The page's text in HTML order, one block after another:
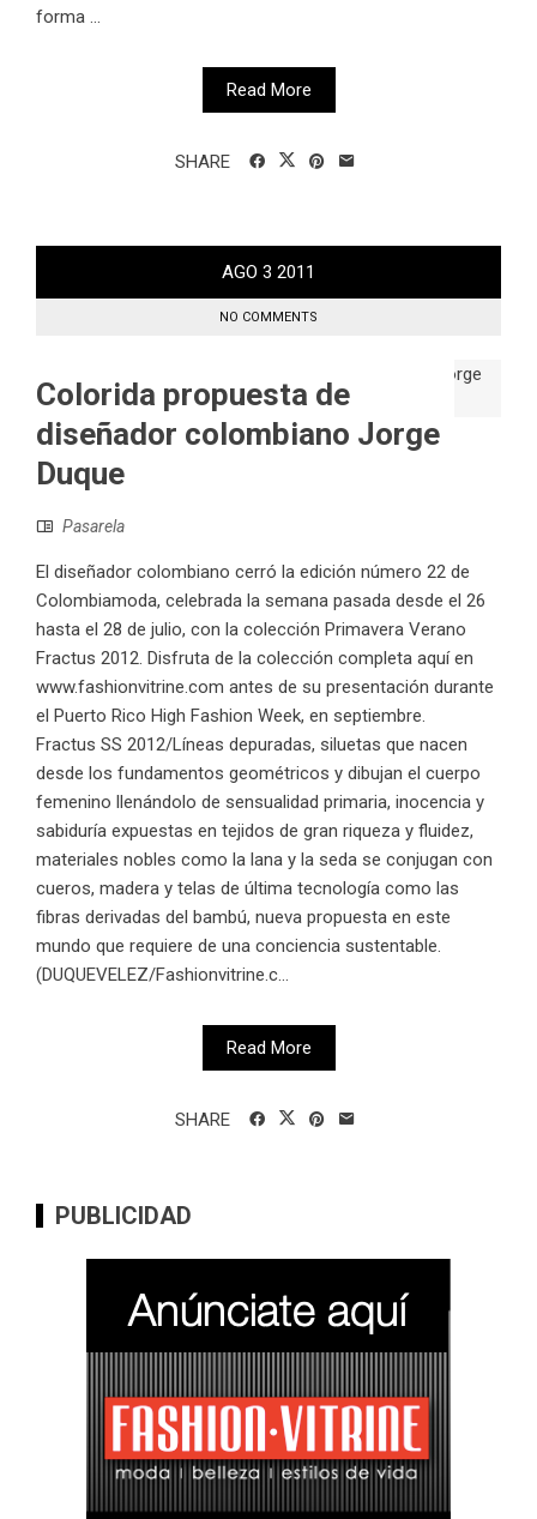
forma ...
Read More
SHARE
AGO 3 2011
NO COMMENTS
Colorida propuesta de
diseñador colombiano Jorge
Duque
Pasarela
El diseñador colombiano cerró la edición número 22 de
Colombiamoda, celebrada la semana pasada desde el 26
hasta el 28 de julio, con la colección Primavera Verano
Fractus 2012. Disfruta de la colección completa aquí en
www.fashionvitrine.com antes de su presentación durante
el Puerto Rico High Fashion Week, en septiembre.
Fractus SS 2012/Líneas depuradas, siluetas que nacen
desde los fundamentos geométricos y dibujan el cuerpo
femenino llenándolo de sensualidad primaria, inocencia y
sabiduría expuestas en tejidos de gran riqueza y fluidez,
materiales nobles como la lana y la seda se conjugan con
cueros, madera y telas de última tecnología como las
fibras derivadas del bambú, nueva propuesta en este
mundo que requiere de una conciencia sustentable.
(DUQUEVELEZ/Fashionvitrine.c...
Read More
SHARE
PUBLICIDAD